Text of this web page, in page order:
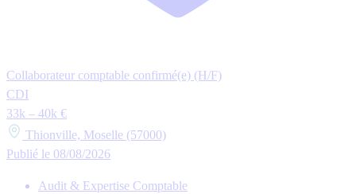
Collaborateur comptable confirmé(e) (H/F)
CDI
33k – 40k €
Thionville, Moselle (57000)
Publié le 08/08/2026
Audit & Expertise Comptable